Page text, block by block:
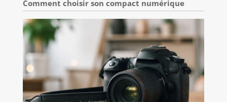
Comment choisir son compact numérique